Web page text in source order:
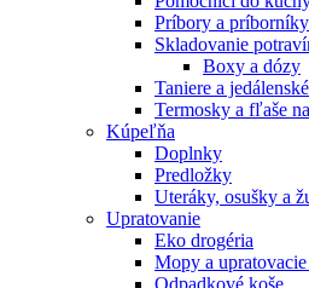
Príbory a príborníky
Skladovanie
Boxy a dózy
Taniere a
Termosky a fľaše
Kúpeľňa
Doplnky
Predložky
Uteráky, osušky a
Upratovanie
Eko drogéria
Mopy a
Odpadkové koše